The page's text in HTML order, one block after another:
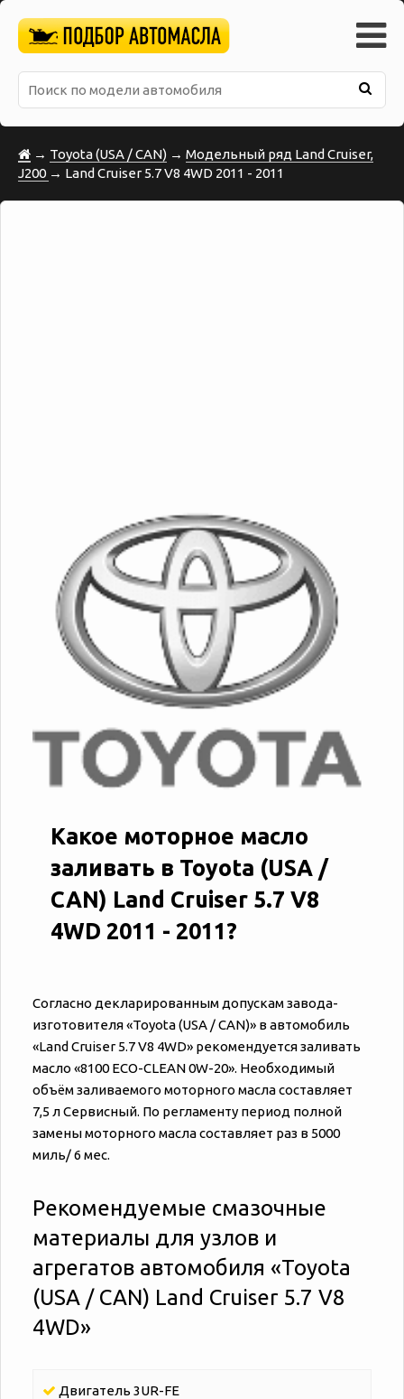
→ Toyota (USA / CAN) → Модельный ряд Land Cruiser,
J200 → Land Cruiser 5.7 V8 4WD 2011 - 2011
Какое моторное масло
заливать в Toyota (USA /
CAN) Land Cruiser 5.7 V8
4WD 2011 - 2011?
Согласно декларированным допускам завода-
изготовителя «‎‎Toyota (USA / CAN)» в автомобиль
«‎‎Land Cruiser 5.7 V8 4WD» рекомендуется заливать
масло «8100 ECO-CLEAN 0W-20». Необходимый
объём заливаемого моторного масла составляет
7,5 л Сервисный. По регламенту период полной
замены моторного масла составляет раз в 5000
миль/ 6 мес.
Рекомендуемые смазочные
материалы для узлов и
агрегатов автомобиля «‎‎Toyota
(USA / CAN) Land Cruiser 5.7 V8
4WD»
Двигатель 3UR-FE